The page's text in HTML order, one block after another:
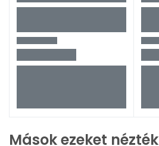
Mások ezeket nézték